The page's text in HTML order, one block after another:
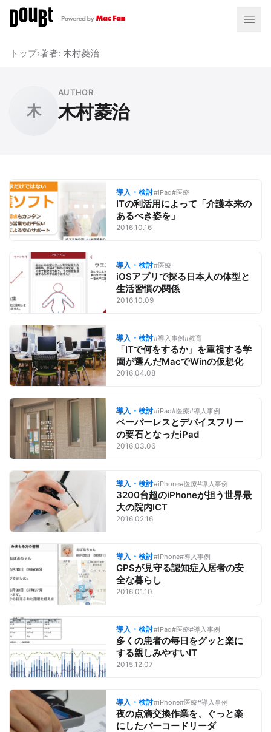
トップ›著者: 木村菱治
木
AUTHOR
木村菱治
導入・検討#iPad#医療
ITの利活用によって「介護本来の
あるべき姿を」
2016.10.16
導入・検討#医療
iOSアプリで探る日本人の体型と
生活習慣の関係
2016.10.09
導入・検討#導入事例#教育
「ITで何をするか」を重視する学
園が選んだMacでWinの仮想化
2016.04.08
導入・検討#iPad#医療#導入事例
ペーパーレスとデバイスフリー
の要石となったiPad
2016.03.06
導入・検討#iPhone#医療#導入事例
3200台超のiPhoneが担う世界最
大の院内ICT
2016.02.16
導入・検討#iPhone#導入事例
GPSが見守る認知症入居者の安
全な暮らし
2016.01.10
導入・検討#iPad#医療#導入事例
多くの患者の毎日をグッと楽に
する親しみやすいIT
2015.12.07
導入・検討#iPhone#医療#導入事例
夜の点滴交換作業を、ぐっと楽
にしたバーコードリーダ